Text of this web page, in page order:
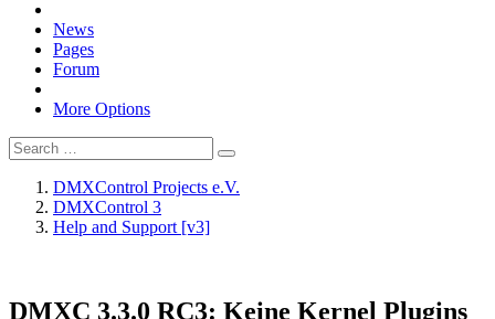
News
Pages
Forum
More Options
DMXControl Projects e.V.
DMXControl 3
Help and Support [v3]
DMXC 3.3.0 RC3: Keine Kernel Plugins